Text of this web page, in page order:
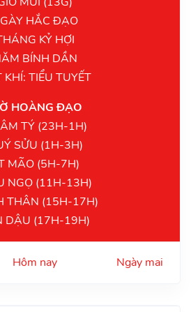
HẮC ĐẠO
KỶ HỢI
BÍNH DẦN
KHÍ: TIỂU TUYẾT
HOÀNG ĐẠO
TÝ (23H-1H)
SỬU (1H-3H)
MÃO (5H-7H)
NGỌ (11H-13H)
THÂN (15H-17H)
DẬU (17H-19H)
Hôm nay Ngày mai